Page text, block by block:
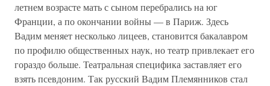
летнем возрасте мать с сыном перебрались на юг
Франции, а по окончании войны — в Париж. Здесь
Вадим меняет несколько лицеев, становится бакалавром
по профилю общественных наук, но театр привлекает его
гораздо больше. Театральная специфика заставляет его
взять псевдоним. Так русский Вадим Племянников стал